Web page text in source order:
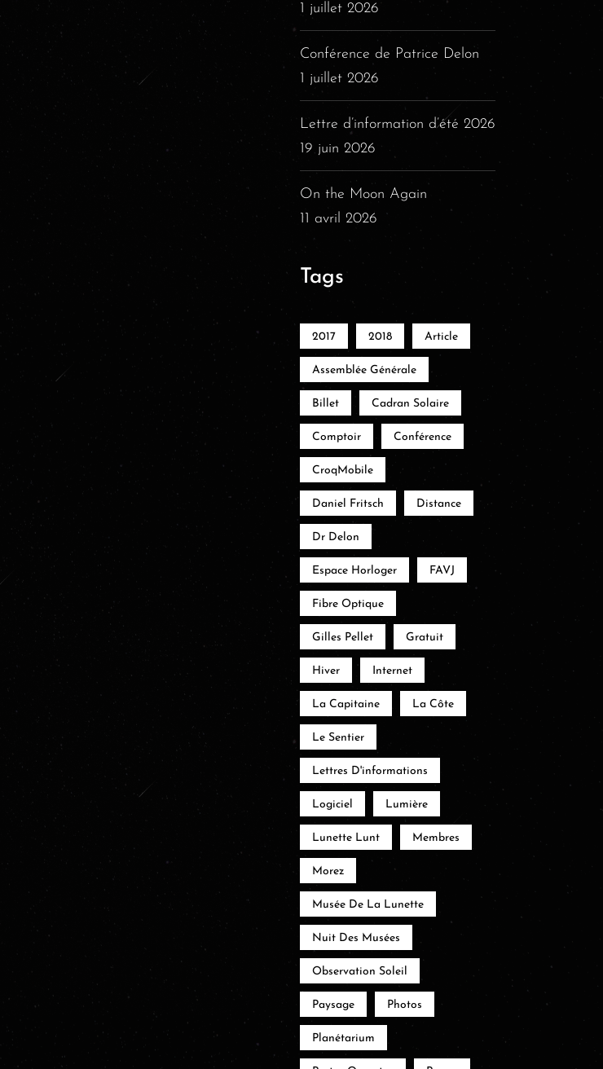
1 juillet 2026
Conférence de Patrice Delon
1 juillet 2026
Lettre d’information d’été 2026
19 juin 2026
On the Moon Again
11 avril 2026
Tags
2017 2018 Article
Assemblée Générale
Billet Cadran Solaire
Comptoir Conférence
CroqMobile
Daniel Fritsch Distance
Dr Delon
Espace Horloger FAVJ
Fibre Optique
Gilles Pellet Gratuit
Hiver Internet
La Capitaine La Côte
Le Sentier
Lettres D'informations
Logiciel Lumière
Lunette Lunt Membres
Morez
Musée De La Lunette
Nuit Des Musées
Observation Soleil
Paysage Photos
Planétarium